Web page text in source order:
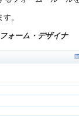
。
ォーム・デザイナ